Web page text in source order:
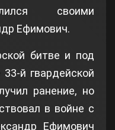
своими
Ефимович.
битве и под
й гвардейской
ранение, но
в войне с
Ефимович